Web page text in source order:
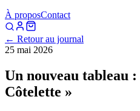
À proposContact
← Retour au journal
25 mai 2026
Un nouveau tableau
Côtelette »